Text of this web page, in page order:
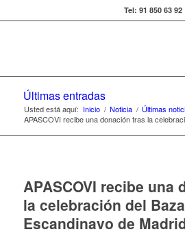
Tel: 91 850 63 92
Últimas entradas
Usted está aquí: Inicio / Noticia / Últimas
APASCOVI recibe una donación tras la
APASCOVI recibe una
la celebración del
Escandinavo de